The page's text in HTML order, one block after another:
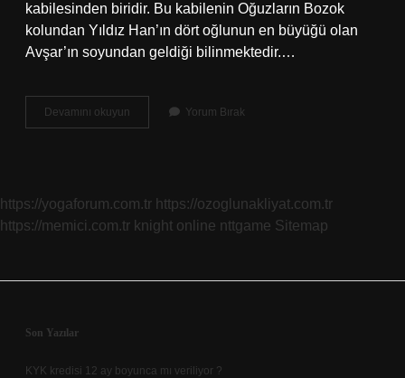
kabilesinden biridir. Bu kabilenin Oğuzların Bozok
kolundan Yıldız Han’ın dört oğlunun en büyüğü olan
Avşar’ın soyundan geldiği bilinmektedir.…
Devamını okuyun Avşarları
Kim
Yorum Bırak
https://yogaforum.com.tr https://ozoglunakliyat.com.tr
https://memici.com.tr knight online nttgame Sitemap
Sidebar
Son Yazılar
KYK kredisi 12 ay boyunca mı veriliyor ?